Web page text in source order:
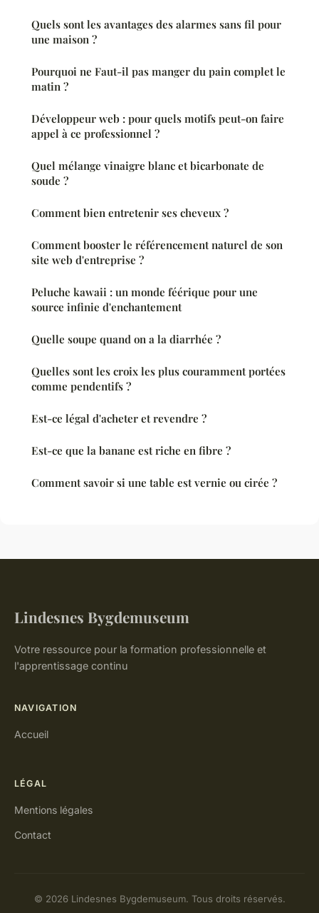
Quels sont les avantages des alarmes sans fil pour
une maison ?
Pourquoi ne Faut-il pas manger du pain complet le
matin ?
Développeur web : pour quels motifs peut-on faire
appel à ce professionnel ?
Quel mélange vinaigre blanc et bicarbonate de
soude ?
Comment bien entretenir ses cheveux ?
Comment booster le référencement naturel de son
site web d'entreprise ?
Peluche kawaii : un monde féérique pour une
source infinie d'enchantement
Quelle soupe quand on a la diarrhée ?
Quelles sont les croix les plus couramment portées
comme pendentifs ?
Est-ce légal d'acheter et revendre ?
Est-ce que la banane est riche en fibre ?
Comment savoir si une table est vernie ou cirée ?
Lindesnes Bygdemuseum
Votre ressource pour la formation professionnelle et
l'apprentissage continu
NAVIGATION
Accueil
LÉGAL
Mentions légales
Contact
© 2026 Lindesnes Bygdemuseum. Tous droits réservés.